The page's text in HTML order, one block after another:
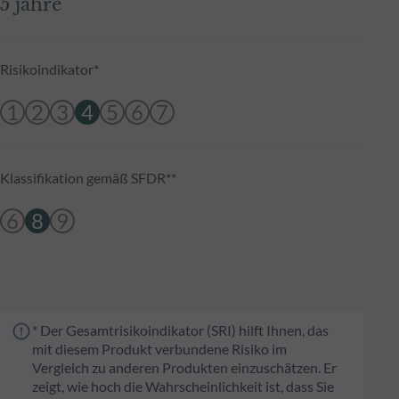
5 jahre
Risikoindikator*
1 2 3 4 5 6 7
Klassifikation gemäß SFDR**
6 8 9
* Der Gesamtrisikoindikator (SRI) hilft Ihnen, das
mit diesem Produkt verbundene Risiko im
Vergleich zu anderen Produkten einzuschätzen. Er
zeigt, wie hoch die Wahrscheinlichkeit ist, dass Sie